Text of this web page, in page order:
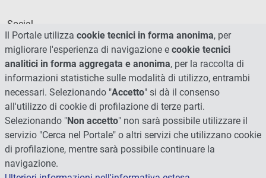
Social
Il Portale utilizza cookie tecnici in forma anonima, per
migliorare l'esperienza di navigazione e cookie tecnici
analitici in forma aggregata e anonima, per la raccolta di
informazioni statistiche sulle modalità di utilizzo, entrambi
necessari. Selezionando "Accetto" si dà il consenso
all'utilizzo di cookie di profilazione di terze parti.
Selezionando "Non accetto" non sarà possibile utilizzare il
servizio "Cerca nel Portale" o altri servizi che utilizzano cookie
di profilazione, mentre sarà possibile continuare la
navigazione.